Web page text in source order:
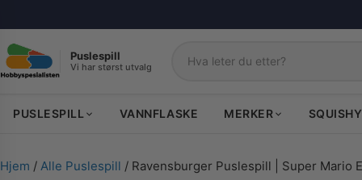
Puslespill
Vi har størst utvalg Søk
PUSLESPILL VANNFLASKE MERKER
Hjem / Alle Puslespill / Ravensburger Puslespill | Super Mario